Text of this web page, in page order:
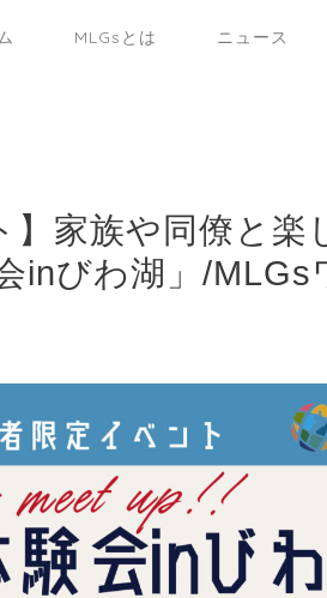
MLGsとは ニュース
】家族や同僚と楽
inびわ湖」/MLGs